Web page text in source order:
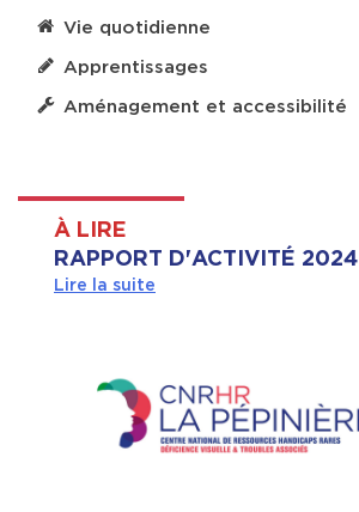
Vie quotidienne
Apprentissages
Aménagement et accessibilité
À LIRE
RAPPORT D'ACTIVITÉ 2024
Lire la suite